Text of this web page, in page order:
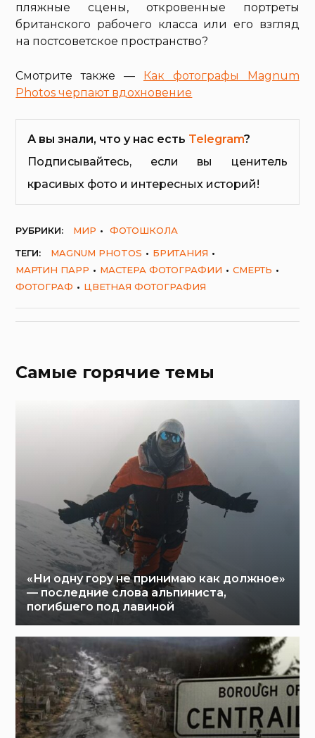
пляжные сцены, откровенные портреты
британского рабочего класса или его взгляд
на постсоветское пространство?
Смотрите также — Как фотографы Magnum
Photos черпают вдохновение
А вы знали, что у нас есть Telegram?
Подписывайтесь, если вы ценитель
красивых фото и интересных историй!
РУБРИКИ: МИР
ФОТОШКОЛА
ТЕГИ:
MAGNUM PHOTOS
БРИТАНИЯ
МАРТИН ПАРР
МАСТЕРА ФОТОГРАФИИ
СМЕРТЬ
ФОТОГРАФ
ЦВЕТНАЯ ФОТОГРАФИЯ
Самые горячие темы
«Ни одну гору не принимаю как должное»
— последние слова альпиниста,
погибшего под лавиной